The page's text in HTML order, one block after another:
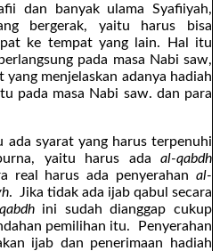
dan banyak ulama Syafiiyah,
bergerak, yaitu harus bisa
ke tempat yang lain. Hal itu
pada masa Nabi saw,
menjelaskan adanya hadiah
pada masa Nabi saw. dan para
ada syarat yang harus terpenuhi
yaitu harus ada al-qabdh
real harus ada penyerahan al-
. Jika tidak ada ijab qabul secara
ini sudah dianggap cukup
pemilihan itu. Penyerahan
ijab dan penerimaan hadiah